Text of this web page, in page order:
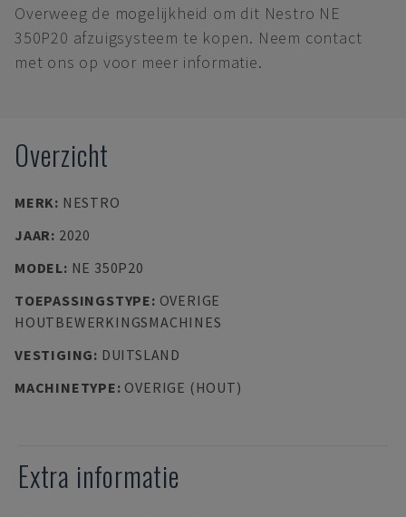
Overweeg de mogelijkheid om dit Nestro NE
350P20 afzuigsysteem te kopen. Neem contact
met ons op voor meer informatie.
Overzicht
MERK: NESTRO
JAAR: 2020
MODEL: NE 350P20
TOEPASSINGSTYPE: OVERIGE
HOUTBEWERKINGSMACHINES
VESTIGING: DUITSLAND
MACHINETYPE: OVERIGE (HOUT)
Extra informatie